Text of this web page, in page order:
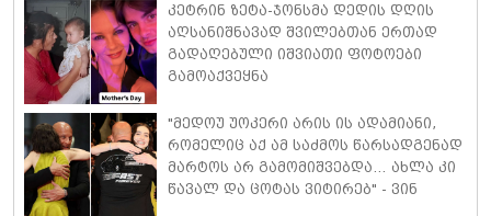
კეტრინ ზეტა-ჯონსმა დედის დღის
აღსანიშნავად შვილებთან ერთად
გადაღებული იშვიათი ფოტოები
გამოაქვეყნა
"მედოუ უოკერი არის ის ადამიანი,
რომელიც აქ ამ საძმოს წარსადგენად
მარტოს არ გამომიშვებდა… ახლა კი
წავალ და ცოტას ვიტირებ" - ვინ